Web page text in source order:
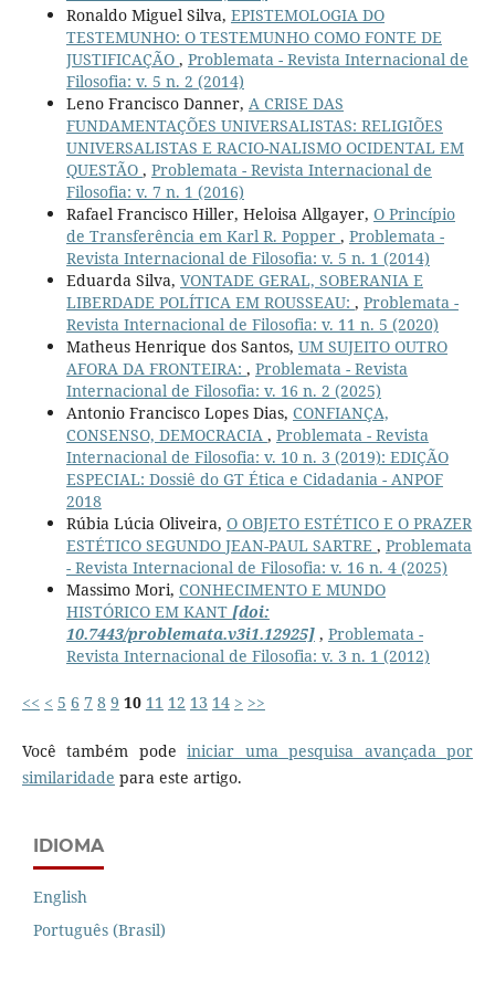
Ronaldo Miguel Silva, EPISTEMOLOGIA DO
TESTEMUNHO: O TESTEMUNHO COMO FONTE DE
JUSTIFICAÇÃO , Problemata - Revista Internacional de
Filosofia: v. 5 n. 2 (2014)
Leno Francisco Danner, A CRISE DAS
FUNDAMENTAÇÕES UNIVERSALISTAS: RELIGIÕES
UNIVERSALISTAS E RACIO-NALISMO OCIDENTAL EM
QUESTÃO , Problemata - Revista Internacional de
Filosofia: v. 7 n. 1 (2016)
Rafael Francisco Hiller, Heloisa Allgayer, O Princípio
de Transferência em Karl R. Popper , Problemata -
Revista Internacional de Filosofia: v. 5 n. 1 (2014)
Eduarda Silva, VONTADE GERAL, SOBERANIA E
LIBERDADE POLÍTICA EM ROUSSEAU: , Problemata -
Revista Internacional de Filosofia: v. 11 n. 5 (2020)
Matheus Henrique dos Santos, UM SUJEITO OUTRO
AFORA DA FRONTEIRA: , Problemata - Revista
Internacional de Filosofia: v. 16 n. 2 (2025)
Antonio Francisco Lopes Dias, CONFIANÇA,
CONSENSO, DEMOCRACIA , Problemata - Revista
Internacional de Filosofia: v. 10 n. 3 (2019): EDIÇÃO
ESPECIAL: Dossiê do GT Ética e Cidadania - ANPOF
2018
Rúbia Lúcia Oliveira, O OBJETO ESTÉTICO E O PRAZER
ESTÉTICO SEGUNDO JEAN-PAUL SARTRE , Problemata
- Revista Internacional de Filosofia: v. 16 n. 4 (2025)
Massimo Mori, CONHECIMENTO E MUNDO
HISTÓRICO EM KANT [doi:
10.7443/problemata.v3i1.12925], Problemata -
Revista Internacional de Filosofia: v. 3 n. 1 (2012)
<< < 5 6 7 8 9 10 11 12 13 14 > >>
Você também podeiniciar uma pesquisa avançada por
similaridade para este artigo.
IDIOMA
English
Português (Brasil)